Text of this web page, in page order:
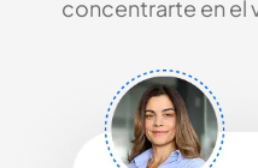
concentrarte en el